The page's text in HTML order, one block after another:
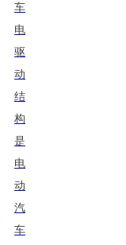
车
电
驱
动
结
构
是
电
动
汽
车